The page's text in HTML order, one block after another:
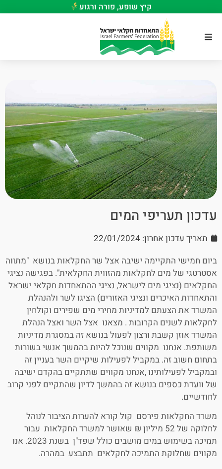
קיץ שופע, פורה ורגוע
עדכון תעריפי המים
תאריך עדכון אחרון: 22/01/2024
ביום חמישי התקיימה ישיבה אצל שר החקלאות בנושא "מתווה
אסטרטגי של מים לחקלאות מהזווית החקלאית". בפגישה נציגי
החקלאים (נציגי מים לישראל, נציגי ההתאחדות חקלאי ישראל
והתאחדות האיכרים ונציגי האזורים) הציגו לשר ולהנהלת
המשרד את הצעתם למדיניות מחירי מים שפירים וקולחין
לחקלאות לשנים הקרובות . מצאנו אצל השר ואצל הנהלת
המשרד אוזן קשבת ורצון לפעול בנושא זה במסגרת מדיניות
משותפת. אנחנו מקווים שנוכל להיות בהמשך אנשי בשורות
בתחום חשוב זה. במקביל לפעילות שיקיים השר בעניין זה
ובמקביל לפעילותינו ,אנחנו מקווים שתתקיים בהקדם ישיבה
של וועדת כספים בנושא זה בהמשך לדיון שהתקיים לפני קרוב
לחודשיים.
משרד החקלאות פירסם קול קורא להערות הציבור לנוהל
לחלוקה של 52 מיליון ₪ שאושר למשרד החקלאות עבור
תמיכה בשימוש במים מושבים כולל שפד"ן בשנת 2023. אנו
מקווים שחלוקת התמיכה לחקלאים תתבצע במהרה.